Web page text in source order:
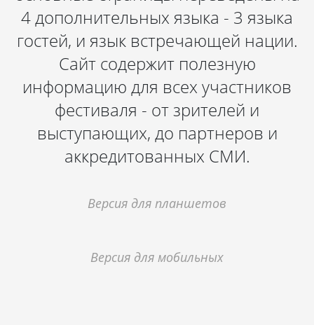
4 дополнительных языка - 3 языка
гостей, и язык встречающей нации.
Сайт содержит полезную
информацию для всех участников
фестиваля - от зрителей и
выступающих, до партнеров и
аккредитованных СМИ.
Версия для планшетов
Версия для мобильных